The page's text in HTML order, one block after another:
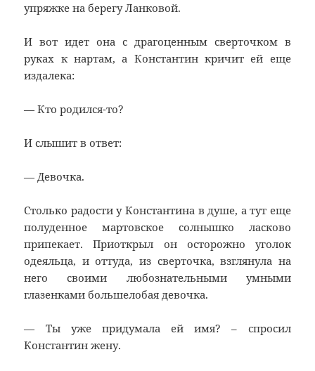
упряжке на берегу Ланковой.
И вот идет она с драгоценным сверточком в
руках к нартам, а Константин кричит ей еще
издалека:
— Кто родился-то?
И слышит в ответ:
— Девочка.
Столько радости у Константина в душе, а тут еще
полуденное мартовское солнышко ласково
припекает. Приоткрыл он осторожно уголок
одеяльца, и оттуда, из сверточка, взглянула на
него своими любознательными умными
глазенками большелобая девочка.
— Ты уже придумала ей имя? – спросил
Константин жену.